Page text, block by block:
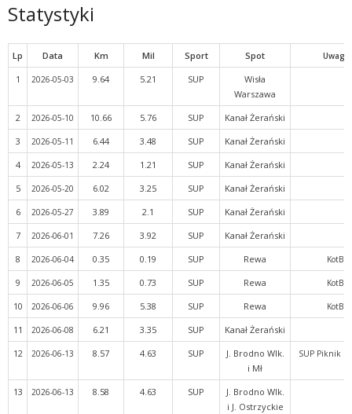
Statystyki
Lp Data Km Mil Sport Spot Uwagi
1 2026-05-03 9.64 5.21 SUP
Wisła
Warszawa
2
2026-05-10 10.66 5.76 SUP
Kanał Żerański
3
2026-05-11 6.44 3.48 SUP
Kanał Żerański
4
2026-05-13 2.24 1.21 SUP
Kanał Żerański
5
2026-05-20 6.02 3.25 SUP
Kanał Żerański
6
2026-05-27 3.89 2.1 SUP
Kanał Żerański
7
2026-06-01 7.26 3.92 SUP
Kanał Żerański
8
2026-06-04 0.35 0.19 SUP Rewa KotB
9 2026-06-05 1.35 0.73 SUP Rewa KotB
10 2026-06-06 9.96 5.38 SUP Rewa KotB
11 2026-06-08 6.21 3.35 SUP
Kanał Żerański
12
2026-06-13 8.57 4.63 SUP
J. Brodno Wlk.
i Mł
SUP Piknik
13 2026-06-13 8.58 4.63 SUP
J. Brodno Wlk.
i J. Ostrzyckie